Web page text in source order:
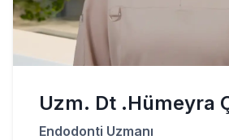
Uzm. Dt .Hümeyra
Endodonti Uzmanı